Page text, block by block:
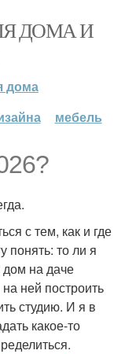
ДОМА И
дома
мебель
с тем, как и где
понять: то ли я
дом на даче
ней построить
студию. И я в
какое-то